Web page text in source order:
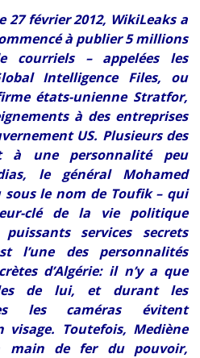
27 février 2012, WikiLeaks a
à publier 5 millions
courriels – appelées les
Intelligence Files, ou
états-unienne Stratfor,
à des entreprises
US. Plusieurs des
à une personnalité peu
le général Mohamed
sous le nom de Toufik – qui
clé de la vie politique
services secrets
l’une des personnalités
d’Algérie: il n’y a que
de lui, et durant les
les caméras évitent
visage. Toutefois, Mediène
main de fer du pouvoir,